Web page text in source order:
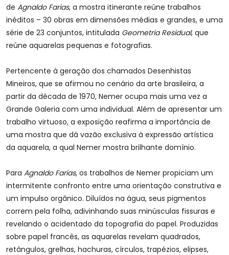
de Agnaldo Farias, a mostra itinerante reúne trabalhos
inéditos – 30 obras em dimensões médias e grandes, e uma
série de 23 conjuntos, intitulada Geometria Residual, que
reúne aquarelas pequenas e fotografias.
Pertencente à geração dos chamados Desenhistas
Mineiros, que se afirmou no cenário da arte brasileira, a
partir da década de 1970, Nemer ocupa mais uma vez a
Grande Galeria com uma individual. Além de apresentar um
trabalho virtuoso, a exposição reafirma a importância de
uma mostra que dá vazão exclusiva à expressão artística
da aquarela, a qual Nemer mostra brilhante domínio.
Para Agnaldo Farias, os trabalhos de Nemer propiciam um
intermitente confronto entre uma orientação construtiva e
um impulso orgânico. Diluídos na água, seus pigmentos
correm pela folha, adivinhando suas minúsculas fissuras e
revelando o acidentado da topografia do papel. Produzidas
sobre papel francês, as aquarelas revelam quadrados,
retângulos, grelhas, hachuras, círculos, trapézios, elipses,